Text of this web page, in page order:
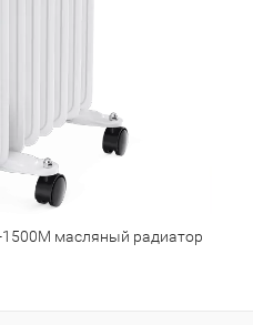
1500M масляный радиатор